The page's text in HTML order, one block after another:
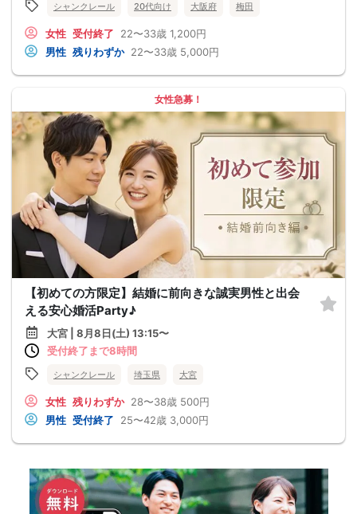
シャンクレール 20代向け 大阪府 梅田
女性 受付終了 22〜33歳 1,200円
男性 残りわずか 22〜33歳 5,000円
女性急募！
【初めての方限定】結婚に前向きな誠実男性と出会
える安心婚活Party♪
大宮 | 8月8日(土) 13:15〜
受付終了まで8時間
シャンクレール 埼玉県 大宮
女性 残りわずか 28〜38歳 500円
男性 受付終了 25〜42歳 3,000円